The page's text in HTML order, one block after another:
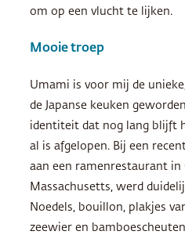
om op een vlucht te lijken.
Mooie troep
Umami is voor mij de
de Japanse keuken
identiteit dat nog lang blijft
al is afgelopen. Bij een
aan een ramenrestaurant in
Massachusetts, werd
Noedels, bouillon, plakjes
zeewier en